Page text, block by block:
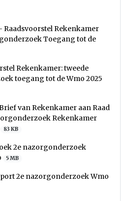
Raadsvoorstel Rekenkamer
Toegang tot de
Rekenkamer: tweede
toegang tot de Wmo 2025
van Rekenkamer aan Raad
Rekenkamer
83 KB
2e nazorgonderzoek
5 MB
2e nazorgonderzoek Wmo